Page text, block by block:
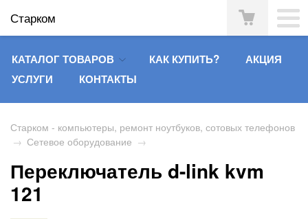
Старком
КАТАЛОГ ТОВАРОВ КАК КУПИТЬ?
АКЦИЯ
УСЛУГИ
КОНТАКТЫ
Старком - компьютеры, ремонт ноутбуков, сотовых телефонов
→ Сетевое оборудование →
Переключатель d-link kvm
121